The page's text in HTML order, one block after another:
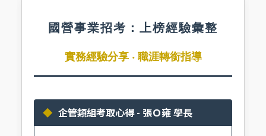
國營事業招考：上榜經驗彙整
實務經驗分享 ‧ 職涯轉銜指導
企管類組考取心得 - 張Ｏ雍 學長